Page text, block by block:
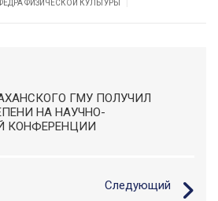
ФИЗИЧЕСКОЙ КУЛЬТУРЫ
ГМУ ПОЛУЧИЛ
НА НАУЧНО-
КОНФЕРЕНЦИИ
Следующий